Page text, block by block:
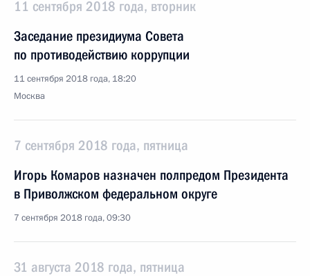
11 сентября 2018 года, вторник
Заседание президиума Совета
по противодействию коррупции
11 сентября 2018 года, 18:20
Москва
7 сентября 2018 года, пятница
Игорь Комаров назначен полпредом Президента
в Приволжском федеральном округе
7 сентября 2018 года, 09:30
31 августа 2018 года, пятница